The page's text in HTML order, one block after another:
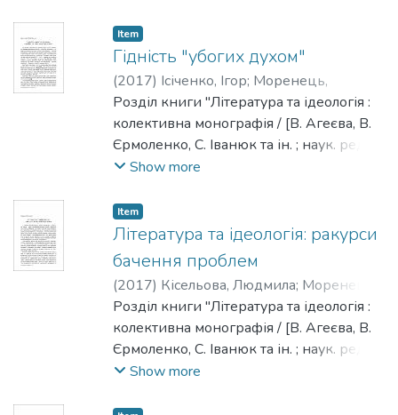
[НаУКМА], 2017. - 482 с. - Редкол. :
Моренець В. П., Агеєєва В. П.,
Брюховецький В. С., Іванюк С. С.,
Ісіченко І., Квіт С. М., Панченко В. Є.,
Пронкевич О. В., Шалагінов Б. Б."
Item
Гідність "убогих духом"
(2017) Ісіченко, Ігор; Моренець,
Володимир
Розділ книги "Література та ідеологія :
колективна монографія / [В. Агеєва, В.
Єрмоленко, С. Іванюк та ін. ; наук. ред. та
упоряд. Моренець В. П.] ; Нац. ун-т
[НаУКМА], 2017. - 482 с. - Редкол. :
Моренець В. П., Агеєєва В. П.,
Брюховецький В. С., Іванюк С. С.,
Ісіченко І., Квіт С. М., Панченко В. Є.,
Пронкевич О. В., Шалагінов Б. Б."
Show more
Item
Література та ідеологія: ракурси
бачення проблем
(2017) Кісельова, Людмила; Моренець,
Володимир
Розділ книги "Література та ідеологія :
колективна монографія / [В. Агеєва, В.
Єрмоленко, С. Іванюк та ін. ; наук. ред. та
упоряд. Моренець В. П.] ; Нац. ун-т
Show more